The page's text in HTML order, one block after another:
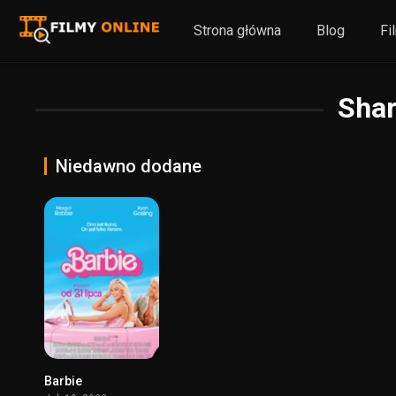
Strona główna Blog
Niedawno dodane
Barbie